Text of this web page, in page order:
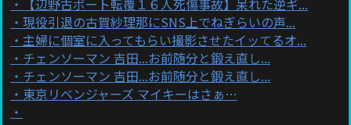
現役引退の古賀紗理那にSNS上でねぎらいの声...
主婦に個室に入ってもらい撮影させたイッてるオ...
チェンソーマン 吉田...お前随分と鍛え直し...
チェンソーマン 吉田...お前随分と鍛え直し...
東京リベンジャーズ マイキーはさぁ…